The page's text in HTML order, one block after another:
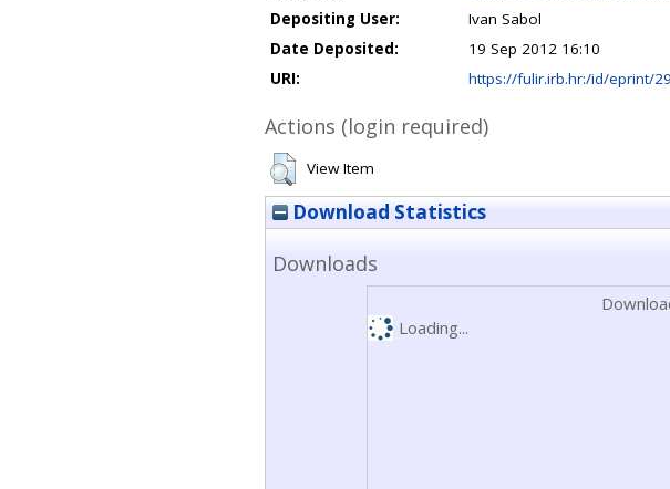
Depositing User:
Ivan Sabol
Date Deposited:
19 Sep 2012 16:10
URI:
https://fulir.irb.hr:/id/eprint/
Actions (login required)
View Item
Download Statistics
Downloads
Loading...